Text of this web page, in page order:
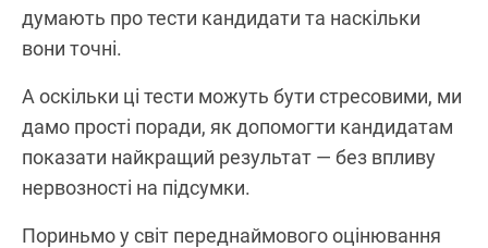
думають про тести кандидати та наскільки
вони точні.
А оскільки ці тести можуть бути стресовими, ми
дамо прості поради, як допомогти кандидатам
показати найкращий результат — без впливу
нервозності на підсумки.
Пориньмо у світ переднаймового оцінювання